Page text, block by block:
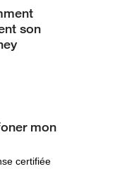
son
mon
certifiée